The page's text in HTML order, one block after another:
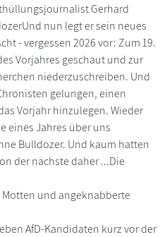
Gerhard
nun legt er sein neues
- vergessen 2026 vor: Zum 19.
Vorjahres geschaut und zur
niederzuschreiben. Und
gelungen, einen
Vorjahr hinzulegen. Wieder
eines Jahres über uns
Bulldozer. Und kaum hatten
der nächste daher ...Die
und angeknabberte
AfD-Kandidaten kurz vor der